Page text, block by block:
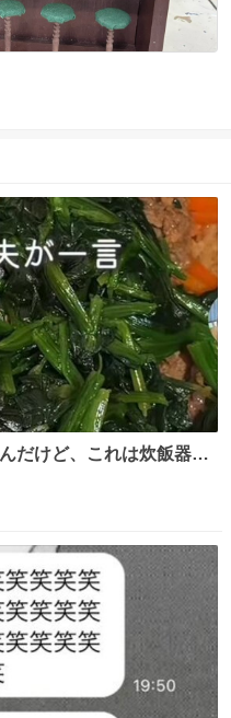
だけど、これは炊飯器に
ら作れる！」ってなっ